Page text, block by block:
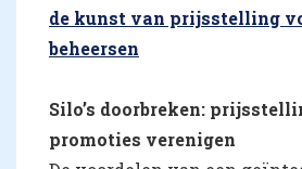
de kunst van prijsstelling
beheersen
Silo’s doorbreken:
promoties verenigen